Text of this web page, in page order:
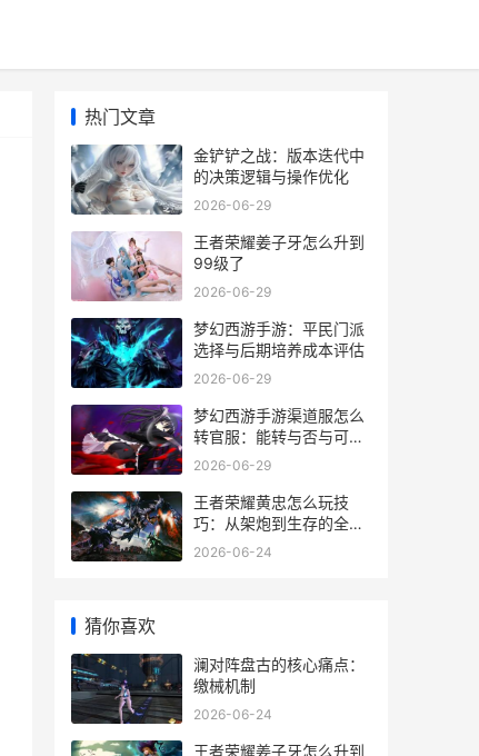
热门文章
金铲铲之战：版本迭代中
的决策逻辑与操作优化
2026-06-29
王者荣耀姜子牙怎么升到
99级了
2026-06-29
梦幻西游手游：平民门派
选择与后期培养成本评估
2026-06-29
梦幻西游手游渠道服怎么
转官服：能转与否与可行
方案
2026-06-29
王者荣耀黄忠怎么玩技
巧：从架炮到生存的全面
指南
2026-06-24
猜你喜欢
澜对阵盘古的核心痛点：
缴械机制
2026-06-24
王者荣耀姜子牙怎么升到